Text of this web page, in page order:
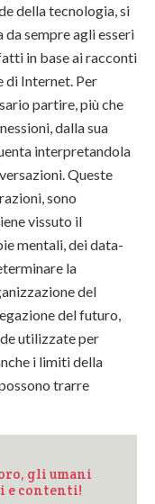
della tecnologia, si
da sempre agli esseri
in base ai racconti
di Internet. Per
partire, più che
dalla sua
interpretandola
Queste
sono
vissuto il
mentali, dei data-
la
del
del futuro,
utilizzate per
i limiti della
trarre
gli umani
e contenti!